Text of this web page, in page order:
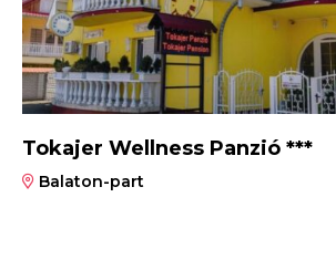
Tokajer Wellness Panzió ***
Balaton-part